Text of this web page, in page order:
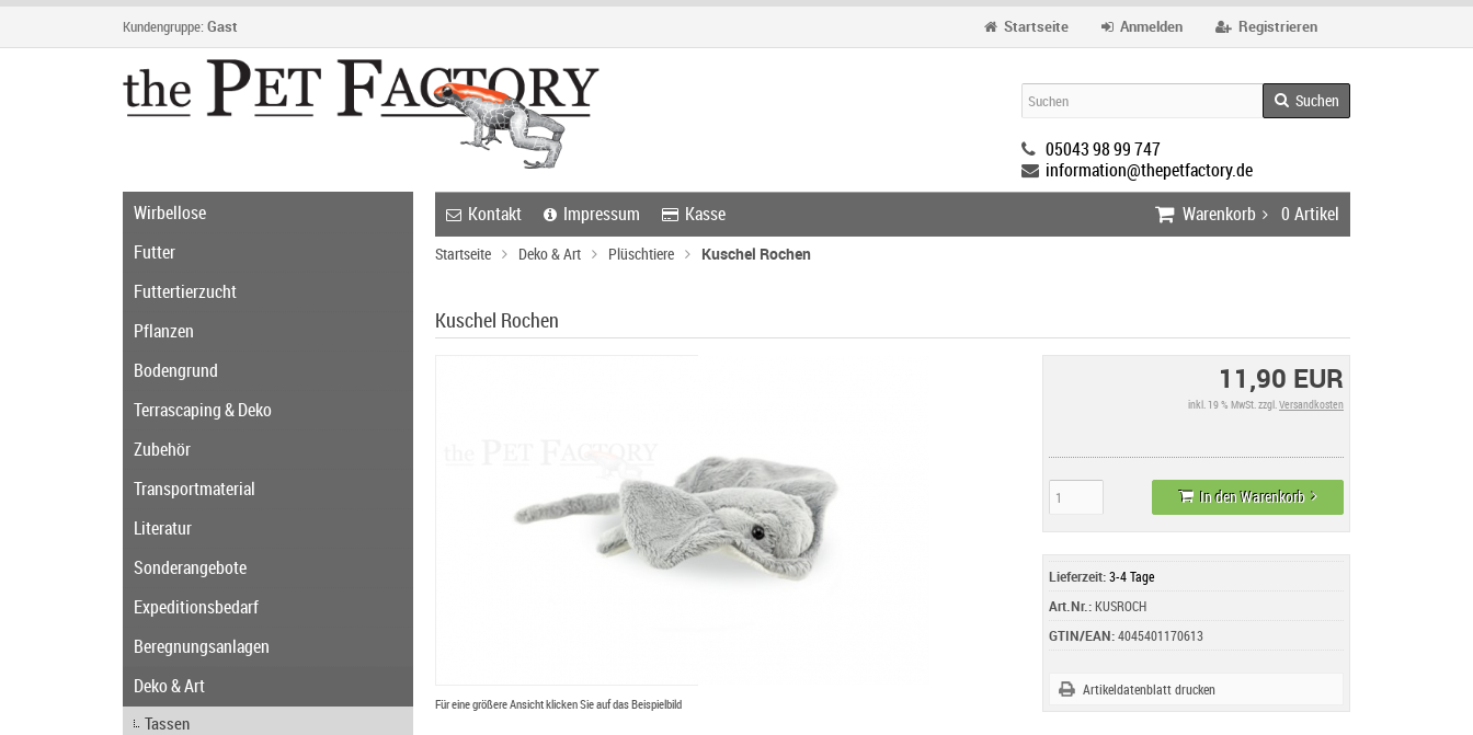
Kundengruppe: Gast Registrieren
Anmelden
Startseite
Suchen
05043 98 99 747
information@thepetfactory.de
Kontakt
Impressum Kasse Warenkorb 0 Artikel
Startseite Deko & Art Plüschtiere Kuschel Rochen
Kuschel Rochen
Für eine größere Ansicht klicken Sie auf das Beispielbild
11,90 EUR
inkl. 19 % MwSt. zzgl.Versandkosten
In den Warenkorb
Lieferzeit:3-4 Tage
Art.Nr.:KUSROCH
GTIN/EAN:4045401170613
Artikeldatenblatt drucken
Wirbellose
Futter
Futtertierzucht
Pflanzen
Bodengrund
Terrascaping & Deko
Zubehör
Transportmaterial
Literatur
Sonderangebote
Expeditionsbedarf
Beregnungsanlagen
Deko & Art
Tassen